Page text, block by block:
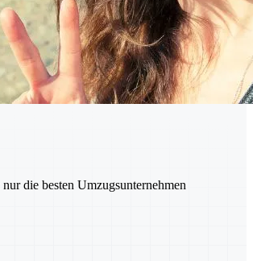
die besten Umzugsunternehmen